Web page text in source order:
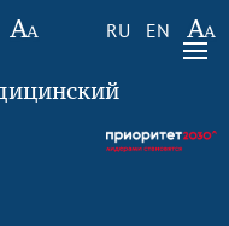
RU EN